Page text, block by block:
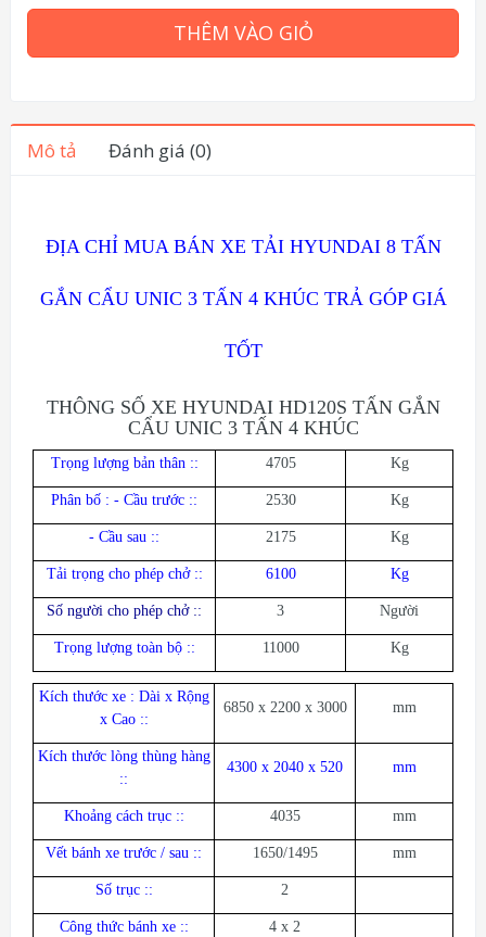
THÊM VÀO GIỎ
Mô tả Đánh giá (0)
ĐỊA CHỈ MUA BÁN XE TẢI HYUNDAI 8 TẤN
GẮN CẨU UNIC 3 TẤN 4 KHÚC TRẢ GÓP GIÁ
TỐT
THÔNG SỐ XE HYUNDAI HD120S TẤN GẮN
CẨU UNIC 3 TẤN 4 KHÚC
Trọng lượng bản thân :: 4705 Kg
Phân bố : - Cầu trước :: 2530 Kg
- Cầu sau :: 2175 Kg
Tải trọng cho phép chở :: 6100 Kg
Số người cho phép chở :: 3 Người
Trọng lượng toàn bộ :: 11000 Kg
Kích thước xe : Dài x Rộng
x Cao ::
6850 x 2200 x 3000 mm
Kích thước lòng thùng hàng
::
4300 x 2040 x 520 mm
Khoảng cách trục :: 4035 mm
Vết bánh xe trước / sau :: 1650/1495 mm
Số trục :: 2
Công thức bánh xe :: 4 x 2